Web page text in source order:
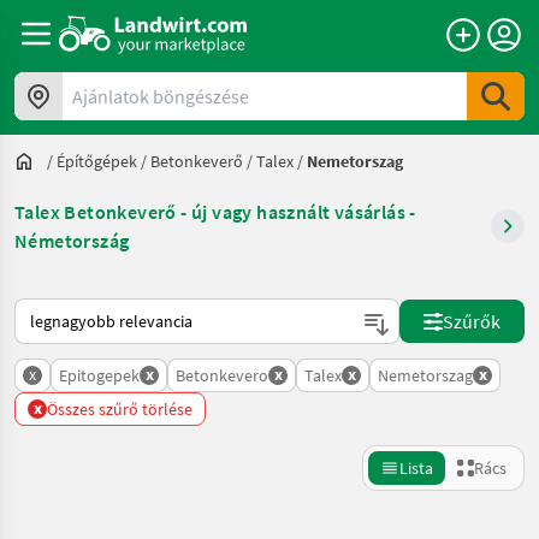
Ajánlatok böngészése
/ Építőgépek / Betonkeverő /Talex / Nemetorszag
Talex Betonkeverő - új vagy használt vásárlás -
Németország
Így van sorba rendezve a Landwirt.com-on
Szűrők
x Epitogepek x Betonkevero x Talex x Nemetorszag x
x Összes szűrő törlése
Lista Rács